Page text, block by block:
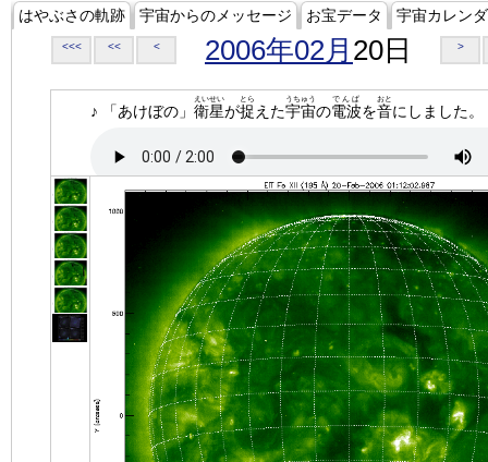
はやぶさの軌跡 宇宙からのメッセージ お宝データ 宇宙カレン
<<< << < 2006年02月 20日 >
♪ 「あけぼの」 衛星
えいせい
が捉
とら
えた宇宙
うちゅう
の電波
でんぱ
を音
おと
にしました。